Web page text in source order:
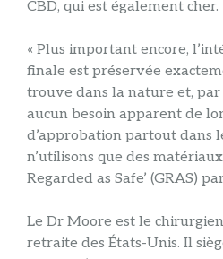
CBD, qui est également cher.
« Plus important encore,
finale est préservée
trouve dans la nature et, par
aucun besoin apparent de
d’approbation partout dans
n’utilisons que des
Regarded as Safe’ (GRAS)
Le Dr Moore est le
retraite des États-Unis. Il